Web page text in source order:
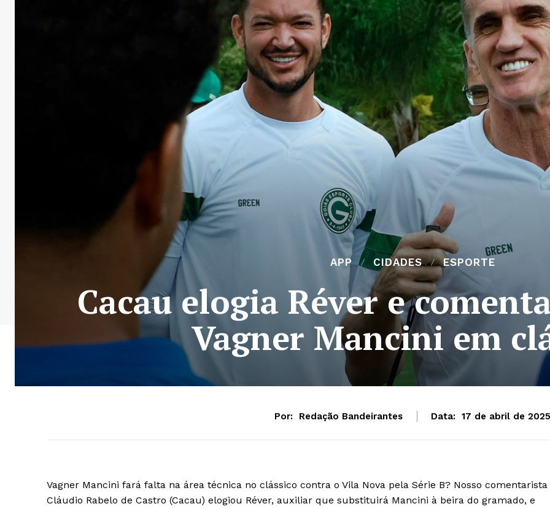
APP CIDADES ESPORTE
Cacau elogia Réver e
Vagner Mancini em
Por: Redação Bandeirantes Data: 17 de abril de 2025
Vagner Mancini fará falta na área técnica no clássico contra o Vila Nova pela Série B? Nosso comentarista
Cláudio Rabelo de Castro (Cacau) elogiou Réver, auxiliar que substituirá Mancini à beira do gramado, e